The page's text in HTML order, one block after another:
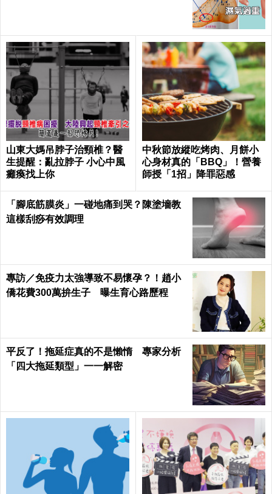
山東大媽吊脖子治頸椎？醫
生提醒：亂拉脖子 小心中風
癱瘓找上你
中秋節放縱吃烤肉、月餅小
心身材真的「BBQ」！營養
師授「1招」降罪惡感
「腳底筋膜炎」一碰地痛到哭？陳塗墻教
這樣刮痧有效調理
專訪／免疫力太強導致不易懷孕？！趙小
僑花費300萬拚生子 曝生育心路歷程
平反了！拖延症真的不是懶惰 專家分析
「四大拖延類型」一一解密